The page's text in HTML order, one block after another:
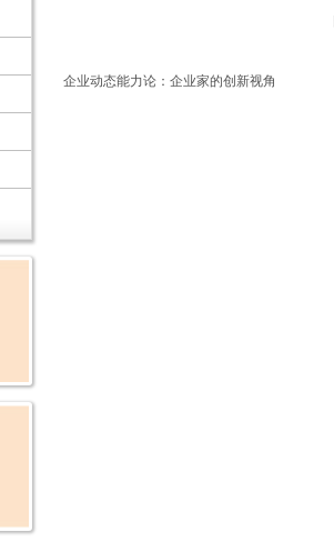
企业动态能力论：企业家的创新视角